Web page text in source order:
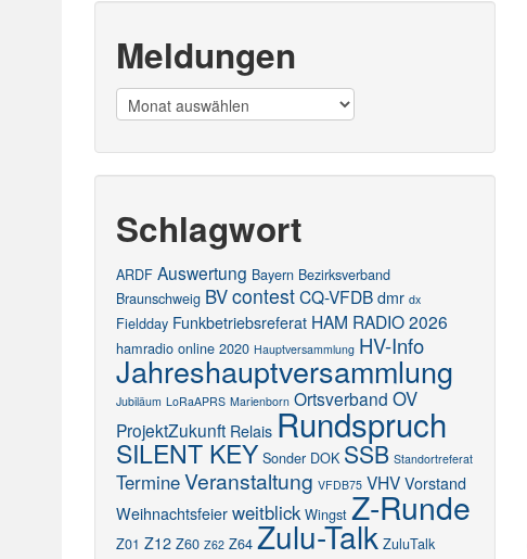
Meldungen
Meldungen
Schlagwort
ARDF Auswertung Bayern Bezirksverband
Braunschweig BVcontestCQ-VFDB dmr dx
Fieldday Funkbetriebsreferat HAM RADIO 2026
hamradio online 2020 Hauptversammlung HV-Info
Jahreshauptversammlung
Jubiläum LoRaAPRS Marienborn Ortsverband OV
ProjektZukunft Relais Rundspruch
SILENT KEY Sonder DOK SSB Standortreferat
TermineVeranstaltung VFDB75 VHV Vorstand
Weihnachtsfeier weitblick Wingst Z-Runde
Z01 Z12 Z60 Z62 Z64 Zulu-Talk ZuluTalk